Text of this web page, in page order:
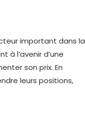
important dans la
à l’avenir d’une
son prix. En
leurs positions,